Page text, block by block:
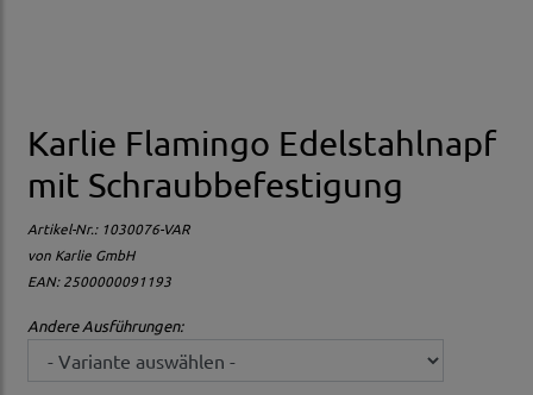
Karlie Flamingo Edelstahlnapf
mit Schraubbefestigung
Artikel-Nr.: 1030076-VAR
von Karlie GmbH
EAN: 2500000091193
Andere Ausführungen: